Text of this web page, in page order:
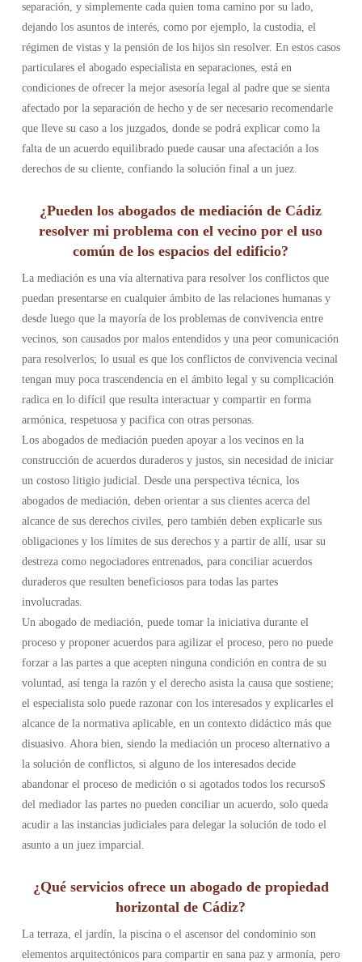
separación, y simplemente cada quien toma camino por su lado,
dejando los asuntos de interés, como por ejemplo, la custodia, el
régimen de vistas y la pensión de los hijos sin resolver. En estos casos
particulares el abogado especialista en separaciones, está en
condiciones de ofrecer la mejor asesoría legal al padre que se sienta
afectado por la separación de hecho y de ser necesario recomendarle
que lleve su caso a los juzgados, donde se podrá explicar como la
falta de un acuerdo equilibrado puede causar una afectación a los
derechos de su cliente, confiando la solución final a un juez.
¿Pueden los abogados de mediación de Cádiz
resolver mi problema con el vecino por el uso
común de los espacios del edificio?
La mediación es una vía alternativa para resolver los conflictos que
puedan presentarse en cualquier ámbito de las relaciones humanas y
desde luego que la mayoría de los problemas de convivencia entre
vecinos, son causados por malos entendidos y una peor comunicación
para resolverlos; lo usual es que los conflictos de convivencia vecinal
tengan muy poca trascendencia en el ámbito legal y su complicación
radica en lo difícil que resulta interactuar y compartir en forma
armónica, respetuosa y pacifica con otras personas.
Los abogados de mediación pueden apoyar a los vecinos en la
construcción de acuerdos duraderos y justos, sin necesidad de iniciar
un costoso litigio judicial. Desde una perspectiva técnica, los
abogados de mediación, deben orientar a sus clientes acerca del
alcance de sus derechos civiles, pero también deben explicarle sus
obligaciones y los límites de sus derechos y a partir de allí, usar su
destreza como negociadores entrenados, para conciliar acuerdos
duraderos que resulten beneficiosos para todas las partes
involucradas.
Un abogado de mediación, puede tomar la iniciativa durante el
proceso y proponer acuerdos para agilizar el proceso, pero no puede
forzar a las partes a que acepten ninguna condición en contra de su
voluntad, así tenga la razón y el derecho asista la causa que sostiene;
el especialista solo puede razonar con los interesados y explicarles el
alcance de la normativa aplicable, en un contexto didáctico más que
disuasivo. Ahora bien, siendo la mediación un proceso alternativo a
la solución de conflictos, si alguno de los interesados decide
abandonar el proceso de medición o si agotados todos los recursoS
del mediador las partes no pueden conciliar un acuerdo, solo queda
acudir a las instancias judiciales para delegar la solución de todo el
asunto a un juez imparcial.
¿Qué servicios ofrece un abogado de propiedad
horizontal de Cádiz?
La terraza, el jardín, la piscina o el ascensor del condominio son
elementos arquitectónicos para compartir en sana paz y armonía, pero